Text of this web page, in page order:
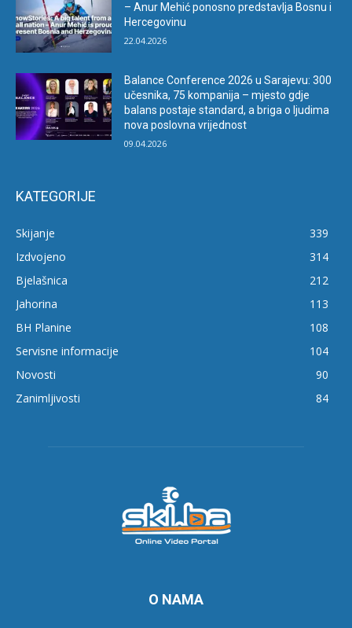
– Anur Mehić ponosno predstavlja Bosnu i
Hercegovinu
22.04.2026
Balance Conference 2026 u Sarajevu: 300
učesnika, 75 kompanija – mjesto gdje
balans postaje standard, a briga o ljudima
nova poslovna vrijednost
09.04.2026
KATEGORIJE
Skijanje
339
Izdvojeno
314
Bjelašnica
212
Jahorina
113
BH Planine
108
Servisne informacije
104
Novosti
90
Zanimljivosti
84
O NAMA